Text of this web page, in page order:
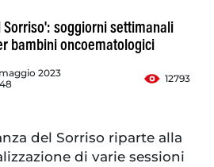
Sorriso': soggiorni settimanali
bambini oncoematologici
2023
12793
del Sorriso riparte alla
di varie sessioni